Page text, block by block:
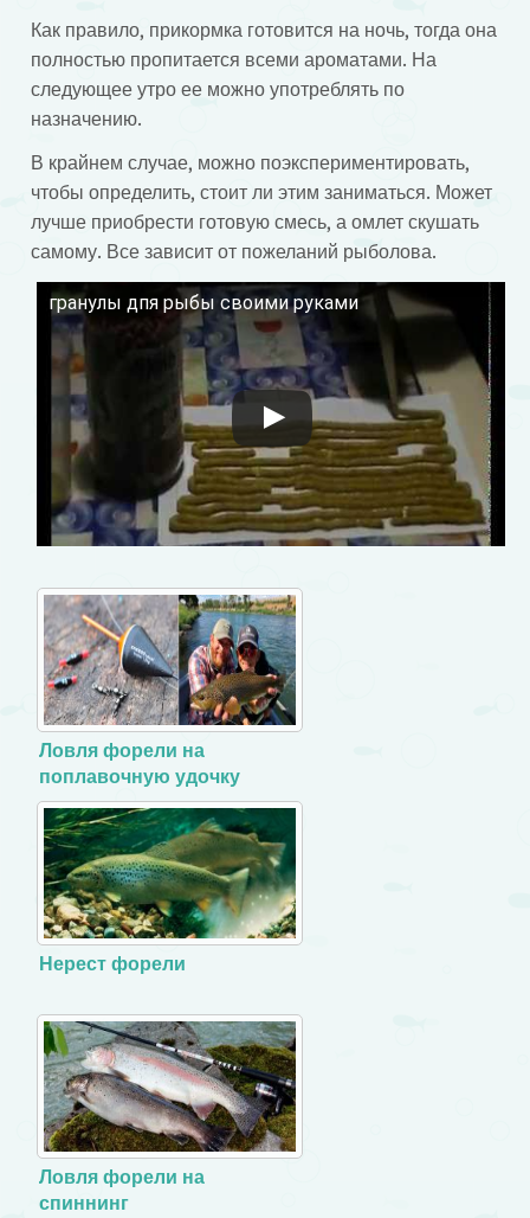
Как правило, прикормка готовится на ночь, тогда она
полностью пропитается всеми ароматами. На
следующее утро ее можно употреблять по
назначению.
В крайнем случае, можно поэкспериментировать,
чтобы определить, стоит ли этим заниматься. Может
лучше приобрести готовую смесь, а омлет скушать
самому. Все зависит от пожеланий рыболова.
гранулы дпя рыбы своими руками
Смотрите это видео на YouTube
Ловля форели на
поплавочную удочку
Нерест форели
Ловля форели на
спиннинг